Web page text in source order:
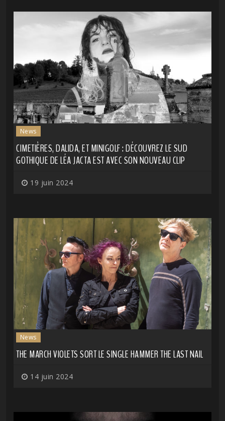
News
CIMETIÈRES, DALIDA, ET MINIGOLF : DÉCOUVREZ LE SUD
GOTHIQUE DE LÉA JACTA EST AVEC SON NOUVEAU CLIP
19 juin 2024
News
THE MARCH VIOLETS SORT LE SINGLE HAMMER THE LAST NAIL
14 juin 2024